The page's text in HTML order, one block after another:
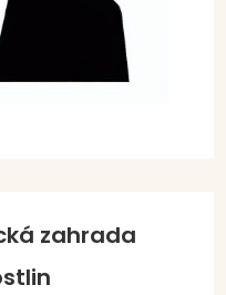
zahrada